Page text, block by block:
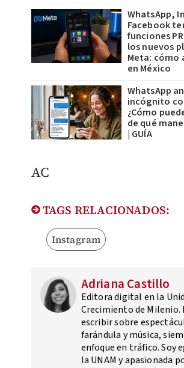
WhatsApp,
Facebook
funciones
los nuevos
Meta: cómo
en México
WhatsApp
incógnito
¿Cómo
de qué
| GUÍA
AC
TAGS RELACIONADOS:
Instagram
Adriana Castillo
Editora digital en la
Crecimiento de Milenio.
escribir sobre
farándula y música,
enfoque en tráfico. Soy
la UNAM y apasionada